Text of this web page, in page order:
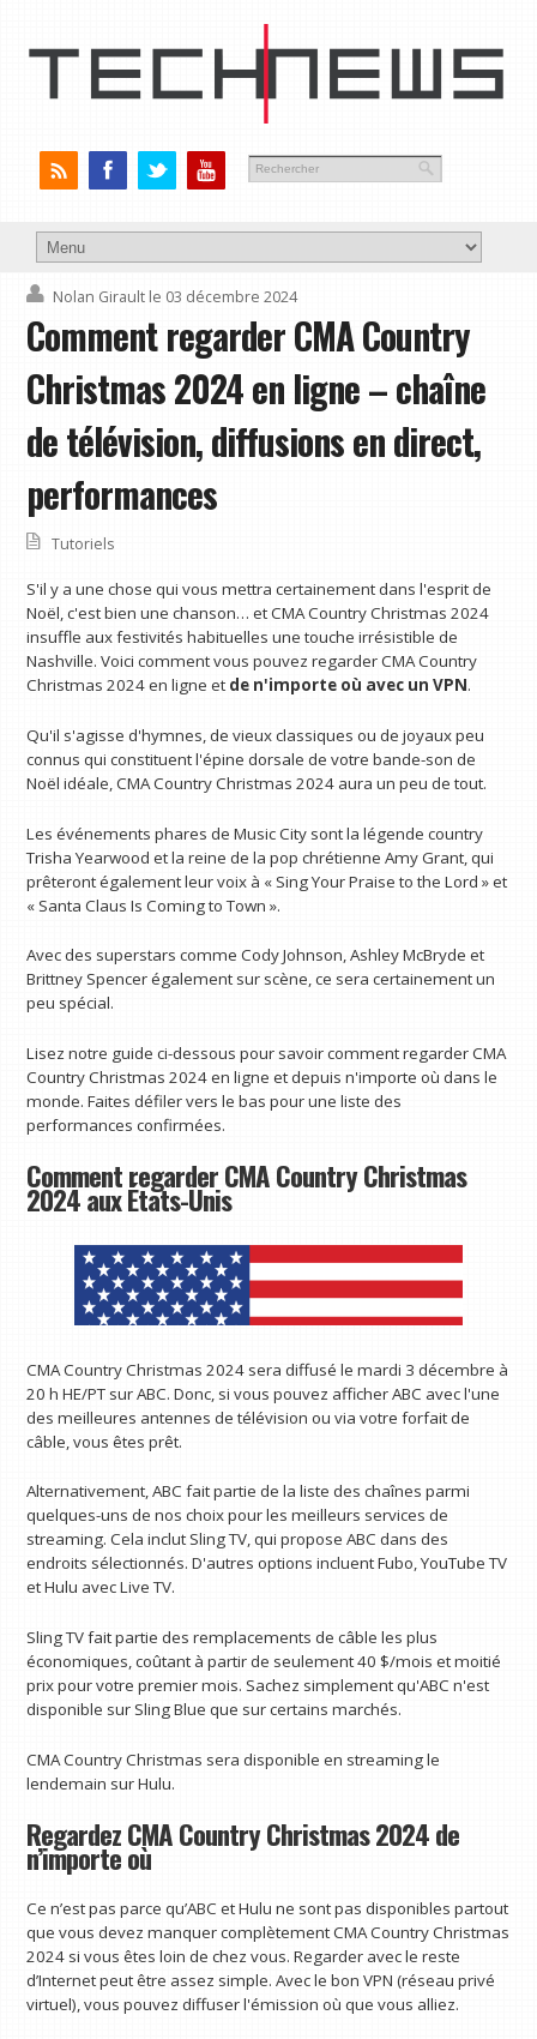
Nolan Girault le 03 décembre 2024
Comment regarder CMA Country
Christmas 2024 en ligne – chaîne
de télévision, diffusions en direct,
performances
Tutoriels
S'il y a une chose qui vous mettra certainement dans l'esprit de
Noël, c'est bien une chanson… et CMA Country Christmas 2024
insuffle aux festivités habituelles une touche irrésistible de
Nashville. Voici comment vous pouvez regarder CMA Country
Christmas 2024 en ligne et de n'importe où avec un VPN.
Qu'il s'agisse d'hymnes, de vieux classiques ou de joyaux peu
connus qui constituent l'épine dorsale de votre bande-son de
Noël idéale, CMA Country Christmas 2024 aura un peu de tout.
Les événements phares de Music City sont la légende country
Trisha Yearwood et la reine de la pop chrétienne Amy Grant, qui
prêteront également leur voix à « Sing Your Praise to the Lord » et
« Santa Claus Is Coming to Town ».
Avec des superstars comme Cody Johnson, Ashley McBryde et
Brittney Spencer également sur scène, ce sera certainement un
peu spécial.
Lisez notre guide ci-dessous pour savoir comment regarder CMA
Country Christmas 2024 en ligne et depuis n'importe où dans le
monde. Faites défiler vers le bas pour une liste des
performances confirmées.
Comment regarder CMA Country Christmas
2024 aux États-Unis
CMA Country Christmas 2024 sera diffusé le mardi 3 décembre à
20 h HE/PT sur ABC. Donc, si vous pouvez afficher ABC avec l'une
des meilleures antennes de télévision ou via votre forfait de
câble, vous êtes prêt.
Alternativement, ABC fait partie de la liste des chaînes parmi
quelques-uns de nos choix pour les meilleurs services de
streaming. Cela inclut Sling TV, qui propose ABC dans des
endroits sélectionnés. D'autres options incluent Fubo, YouTube TV
et Hulu avec Live TV.
Sling TV fait partie des remplacements de câble les plus
économiques, coûtant à partir de seulement 40 $/mois et moitié
prix pour votre premier mois. Sachez simplement qu'ABC n'est
disponible sur Sling Blue que sur certains marchés.
CMA Country Christmas sera disponible en streaming le
lendemain sur Hulu.
Regardez CMA Country Christmas 2024 de
n’importe où
Ce n’est pas parce qu’ABC et Hulu ne sont pas disponibles partout
que vous devez manquer complètement CMA Country Christmas
2024 si vous êtes loin de chez vous. Regarder avec le reste
d’Internet peut être assez simple. Avec le bon VPN (réseau privé
virtuel), vous pouvez diffuser l'émission où que vous alliez.